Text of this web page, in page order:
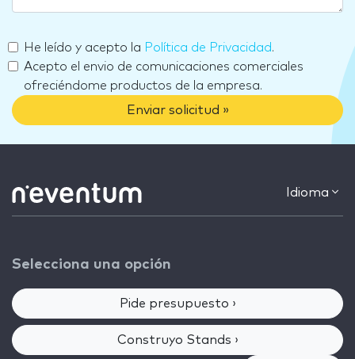
He leído y acepto la Política de Privacidad.
Acepto el envio de comunicaciones comerciales
ofreciéndome productos de la empresa.
Enviar solicitud »
Idioma
Selecciona una opción
Pide presupuesto ›
Construyo Stands ›